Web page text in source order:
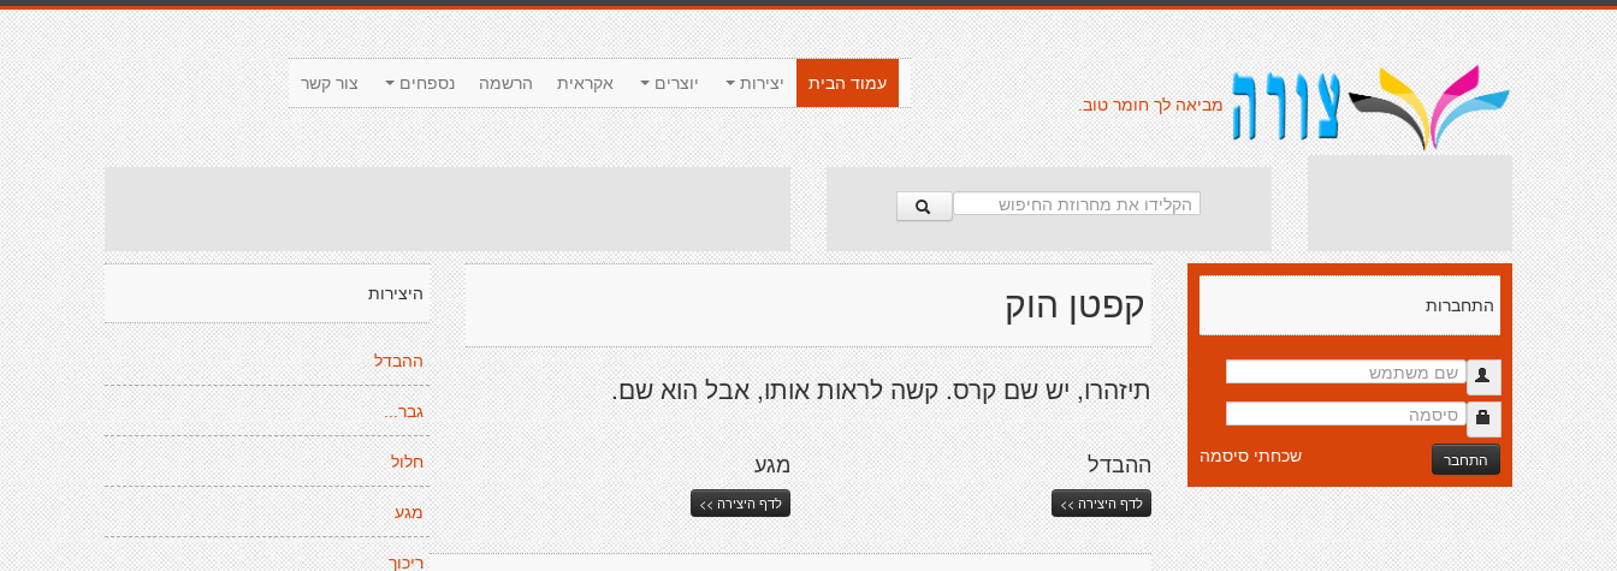
צור קשר נספחים הרשמה אקראית יוצרים יצירות
עמוד הבית
מביאה לך חומר טוב.
היצירות
ההבדל
גבר...
חלול
מגע
ריכוך
קפטן הוק
תיזהרו, יש שם קרס. קשה לראות אותו, אבל הוא שם.
מגע
לדף היצירה >>
ההבדל
לדף היצירה >>
התחברות
התחבר שכחתי סיסמה